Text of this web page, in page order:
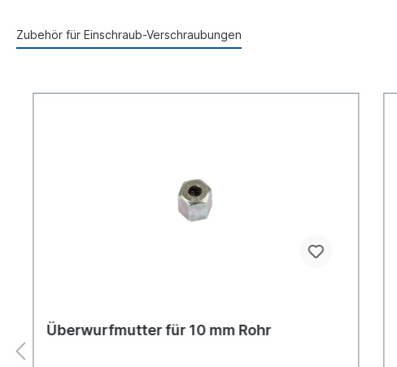
Zubehör für Einschraub-Verschraubungen
Überwurfmutter für 10 mm Rohr